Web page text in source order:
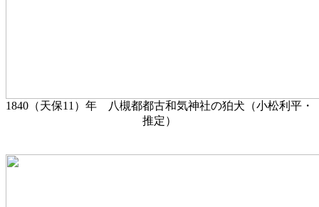
1840（天保11）年 八槻都都古和気神社の狛犬（小松利平・
推定）